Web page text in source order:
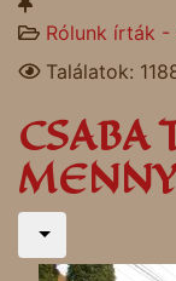
Rólunk írták -
Találatok:
CSABA